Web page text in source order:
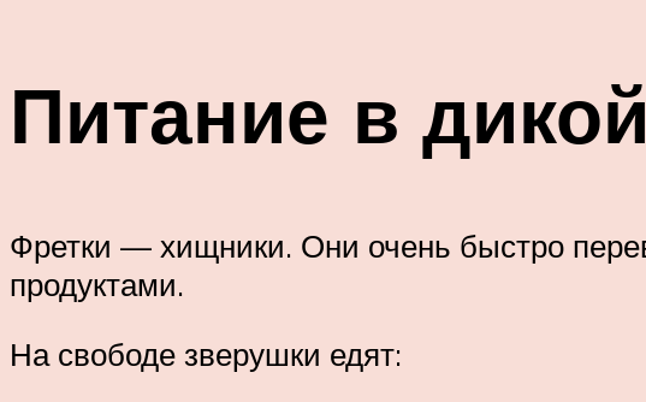
Питание в
Фретки — хищники. Они очень быстро
продуктами.
На свободе зверушки едят: